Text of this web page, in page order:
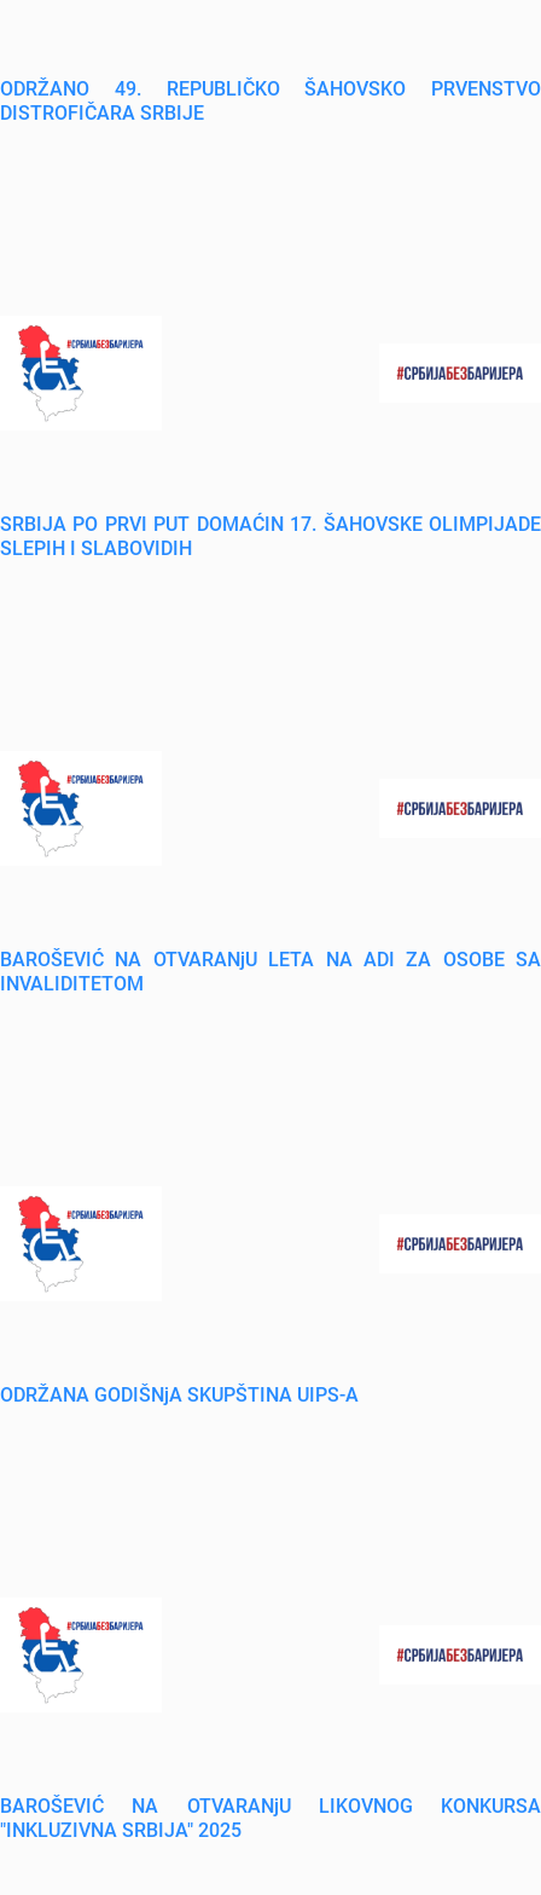
ODRŽANO 49. REPUBLIČKO ŠAHOVSKO PRVENSTVO
DISTROFIČARA SRBIJE
SRBIJA PO PRVI PUT DOMAĆIN 17. ŠAHOVSKE OLIMPIJADE
SLEPIH I SLABOVIDIH
BAROŠEVIĆ NA OTVARANjU LETA NA ADI ZA OSOBE SA
INVALIDITETOM
ODRŽANA GODIŠNjA SKUPŠTINA UIPS-A
BAROŠEVIĆ NA OTVARANjU LIKOVNOG KONKURSA
"INKLUZIVNA SRBIJA" 2025